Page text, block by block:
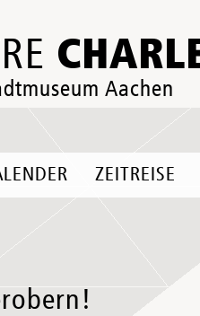
Aachen
ZEITREISE